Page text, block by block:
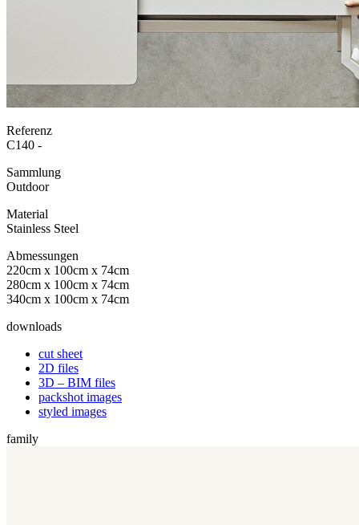
Referenz
C140 -
Sammlung
Outdoor
Material
Stainless Steel
Abmessungen
220cm x 100cm x 74cm
280cm x 100cm x 74cm
340cm x 100cm x 74cm
downloads
cut sheet
2D files
3D – BIM files
packshot images
styled images
family